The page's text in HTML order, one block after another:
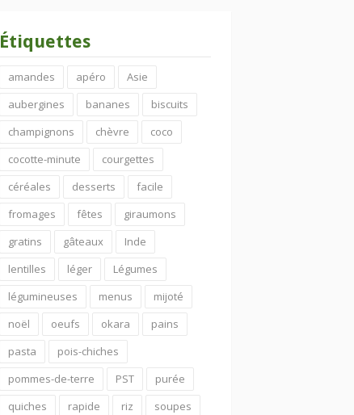
Étiquettes
amandes apéro
Asie
aubergines
bananes
biscuits
champignons
chèvre
coco
cocotte-minute
courgettes
céréales
desserts
facile
fromages
fêtes
giraumons
gratins
gâteaux
Inde
lentilles
léger
Légumes
légumineuses
menus
mijoté
noël
oeufs okara
pains
pasta
pois-chiches
pommes-de-terre
PST
purée
quiches
rapide riz
soupes